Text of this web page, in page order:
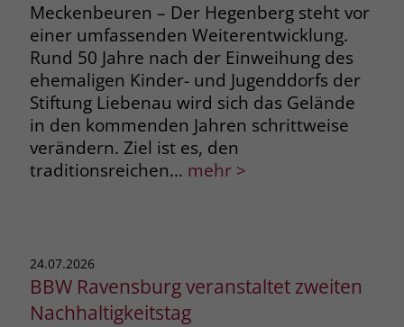
Meckenbeuren – Der Hegenberg steht vor
einer umfassenden Weiterentwicklung.
Rund 50 Jahre nach der Einweihung des
ehemaligen Kinder- und Jugenddorfs der
Stiftung Liebenau wird sich das Gelände
in den kommenden Jahren schrittweise
verändern. Ziel ist es, den
traditionsreichen… mehr >
24.07.2026
BBW Ravensburg veranstaltet zweiten
Nachhaltigkeitstag